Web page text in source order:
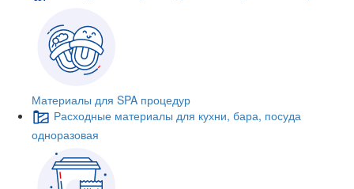
Материалы для SPA процедур
Расходные материалы для кухни, бара, посуда
одноразовая